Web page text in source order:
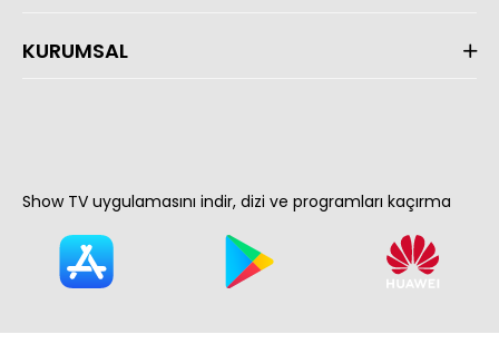
KURUMSAL
Show TV uygulamasını indir, dizi ve programları kaçırma